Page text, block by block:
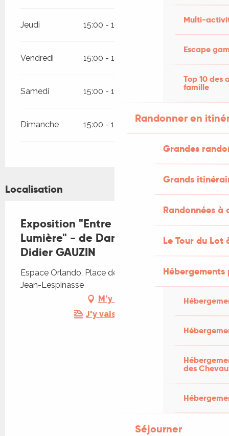
Multi-
Escape
Top 10 des
famille
Randonner en
Grandes
Grands
Randonnées
Le Tour du Lot
des
Séjourner
Jeudi 15:00 - 19:00
Vendredi 15:00 - 19:00
Samedi 15:00 - 19:00
Dimanche 15:00 - 19:00
Localisation
Exposition "Entre Pierre et
Lumière" - de Dan COURTICE et de
Didier GAUZIN
Espace Orlando, Place de l'Église, 46400 Saint-
Jean-Lespinasse
M'y rendre
J'y vais en train !